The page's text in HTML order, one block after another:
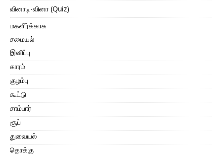
வினாடி-வினா (Quiz)
மகளிர்க்காக
சமையல்
இனிப்பு
காரம்
குழம்பு
கூட்டு
சாம்பார்
சூப்
துவையல்
தொக்கு